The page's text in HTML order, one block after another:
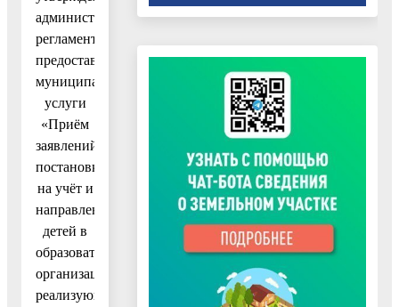
административного
регламента
предоставления
муниципальной
услуги
«Приём
заявлений,
постановка
на учёт и
направление
детей в
образовательные
организации,
реализующие